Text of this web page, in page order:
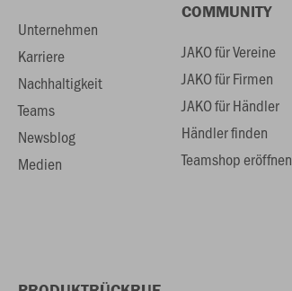
Unternehmen
Karriere
Nachhaltigkeit
Teams
Newsblog
Medien
COMMUNITY
JAKO für Vereine
JAKO für Firmen
JAKO für Händler
Händler finden
Teamshop eröffnen